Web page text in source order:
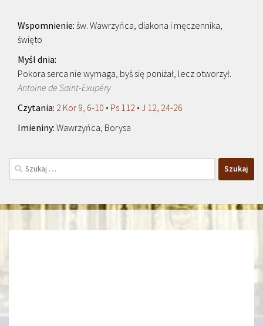
św. Wawrzyńca, diakona i męczennika,
święto
Pokora serca nie wymaga, byś się poniżał, lecz otworzył.
Antoine de Saint-Exupéry
2 Kor 9, 6-10 • Ps 112 • J 12, 24-26
Wawrzyńca, Borysa
Szukaj: